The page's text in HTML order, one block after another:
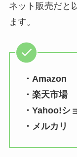
ネット販売だと
ます。
・Amazon
・楽天市場
・Yahoo!シ
・メルカリ